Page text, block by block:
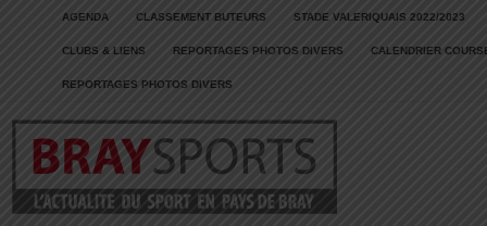
AGENDA CLASSEMENT BUTEURS STADE VALERIQUAIS 2022/2023
CLUBS & LIENS REPORTAGES PHOTOS DIVERS CALENDRIER
REPORTAGES PHOTOS DIVERS